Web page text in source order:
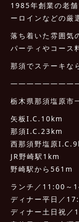
1985年創業の老
ーロインなどの厳
落ち着いた雰囲気
パーティやコース
那須でステーキな
栃木県那須塩原市
矢板I.C.10km
那須I.C.23km
西那須野塩原
JR野崎駅1km
野崎駅から561m
ランチ／11:00～
ディナー平日／
ディナー土日祝